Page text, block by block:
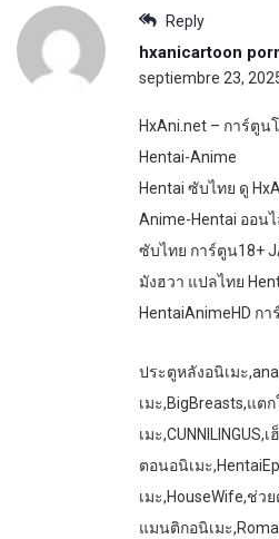
Reply
hxanicartoon
septiembre 23,
HxAni.net – การ์ตู
Hentai-Anime
Hentai ซับไทย ดู
Anime-Hentai ออน
ซับไทย การ์ตูน18+
มังฮวา แปลไทย
HentaiAnimeHD ก
ประตูหลังอนิเมะ
เมะ,BigBreasts,แต
เมะ
ตอนอนิเมะ
เมะ,HouseWife,ช่ว
แมนติกอนิเมะ